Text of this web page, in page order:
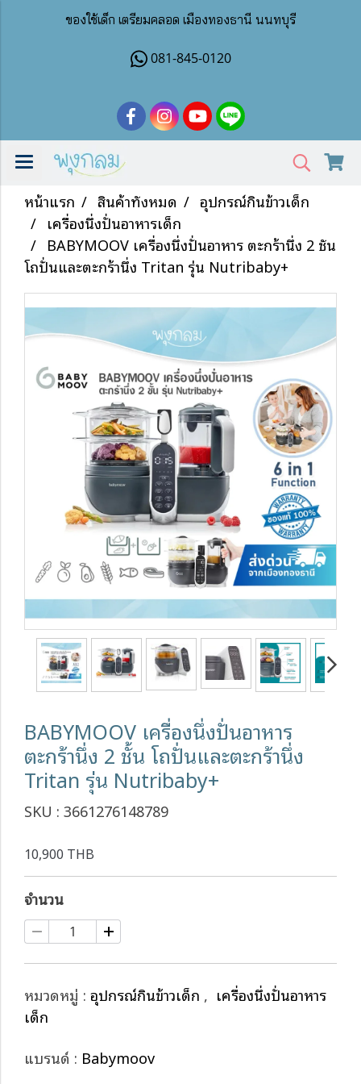
ของใช้เด็ก เตรียมคลอด เมืองทองธานี นนทบุรี
081-845-0120
หน้าแรก สินค้าทั้งหมด
อุปกรณ์กินข้าวเด็ก
เครื่องนึ่งปั่นอาหารเด็ก
BABYMOOV เครื่องนึ่งปั่นอาหาร ตะกร้านึ่ง 2 ชั้น
โถปั่นและตะกร้านึ่ง Tritan รุ่น Nutribaby+
BABYMOOV เครื่องนึ่งปั่นอาหาร
ตะกร้านึ่ง 2 ชั้น โถปั่นและตะกร้านึ่ง
Tritan รุ่น Nutribaby+
SKU : 3661276148789
10,900 THB
จำนวน
หมวดหมู่ : อุปกรณ์กินข้าวเด็ก , เครื่องนึ่งปั่นอาหาร
เด็ก
แบรนด์ : Babymoov